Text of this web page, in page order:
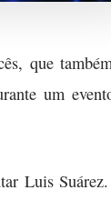
que
um
Luis